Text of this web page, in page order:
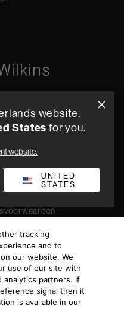
Compliance
Incorporated. All
website.
States for you.
website.
UNITED
STATES
tracking
and to
our website. We
use of our site with
analytics partners. If
signal then it
is available in our